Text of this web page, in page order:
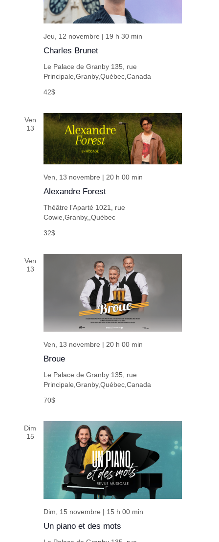
Charles Brunet
Jeu, 12 novembre | 19 h 30 min
Le Palace de Granby 135, rue
Principale,Granby,Québec,Canada
42$
Ven
13
Alexandre Forest
Ven, 13 novembre | 20 h 00 min
Théâtre l'Aparté 1021, rue
Cowie,Granby,,Québec
32$
Ven
13
Broue
Ven, 13 novembre | 20 h 00 min
Le Palace de Granby 135, rue
Principale,Granby,Québec,Canada
70$
Dim
15
Un piano et des mots
Dim, 15 novembre | 15 h 00 min